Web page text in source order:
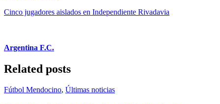
Cinco jugadores aislados en Independiente Rivadavia
Argentina F.C.
Related posts
Fútbol Mendocino, Últimas noticias